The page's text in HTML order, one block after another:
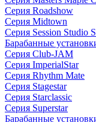
Серия Roadshow
Серия Midtown
Серия Session Studio
Барабанные
Серия Club-JAM
Серия ImperialStar
Серия Rhythm Mate
Серия Stagestar
Серия Starclassic
Серия Superstar
Барабанные